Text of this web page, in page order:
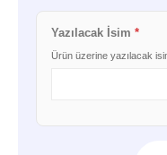
Yazılacak İsim *
Ürün üzerine yazılacak